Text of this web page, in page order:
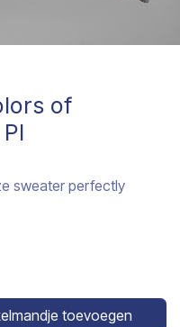
of
sweater perfectly
toevoegen